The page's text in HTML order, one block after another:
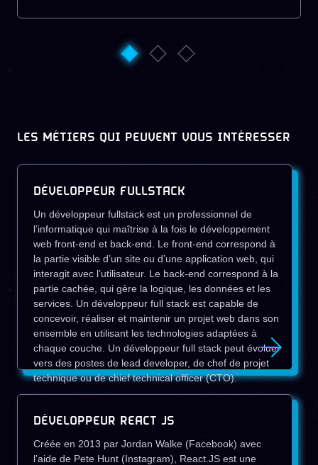
LES MÉTIERS QUI PEUVENT VOUS INTÉRESSER
DÉVELOPPEUR FULLSTACK
Un développeur fullstack est un professionnel de
l’informatique qui maîtrise à la fois le développement
web front-end et back-end. Le front-end correspond à
la partie visible d’un site ou d’une application web, qui
interagit avec l’utilisateur. Le back-end correspond à la
partie cachée, qui gère la logique, les données et les
services. Un développeur full stack est capable de
concevoir, réaliser et maintenir un projet web dans son
ensemble en utilisant les technologies adaptées à
chaque couche. Un développeur full stack peut évoluer
vers des postes de lead developer, de chef de projet
technique ou de chief technical officer (CTO).
DÉVELOPPEUR REACT JS
Créée en 2013 par Jordan Walke (Facebook) avec
l’aide de Pete Hunt (Instagram), React.JS est une